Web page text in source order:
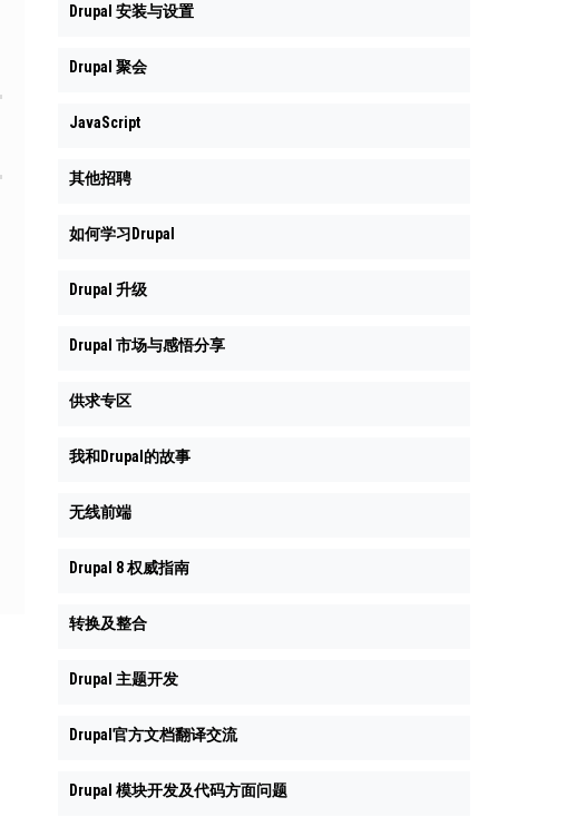
Drupal 安装与设置
Drupal 聚会
JavaScript
其他招聘
如何学习Drupal
Drupal 升级
Drupal 市场与感悟分享
供求专区
我和Drupal的故事
无线前端
Drupal 8 权威指南
转换及整合
Drupal 主题开发
Drupal官方文档翻译交流
Drupal 模块开发及代码方面问题